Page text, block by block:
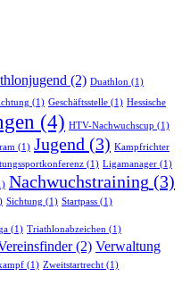
(2) Duathlon (1)
(1) Geschäftsstelle (1) Hessische
(4) HTV-Nachwuchscup (1)
(1) Jugend (3) Kampfrichter
(1) Ligamanager (1)
Nachwuchstraining (3)
Sichtung (1) Startpass (1)
(1) Triathlonabzeichen (1)
(2) Verwaltung
(1) Zweitstartrecht (1)